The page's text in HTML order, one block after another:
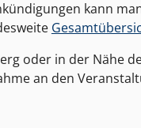
kann
oder in der Nähe
an den